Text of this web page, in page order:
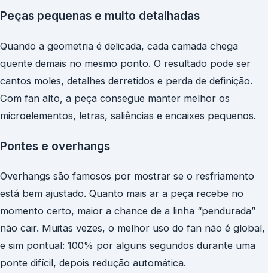
Peças pequenas e muito detalhadas
Quando a geometria é delicada, cada camada chega
quente demais no mesmo ponto. O resultado pode ser
cantos moles, detalhes derretidos e perda de definição.
Com fan alto, a peça consegue manter melhor os
microelementos, letras, saliências e encaixes pequenos.
Pontes e overhangs
Overhangs são famosos por mostrar se o resfriamento
está bem ajustado. Quanto mais ar a peça recebe no
momento certo, maior a chance de a linha “pendurada”
não cair. Muitas vezes, o melhor uso do fan não é global,
e sim pontual: 100% por alguns segundos durante uma
ponte difícil, depois redução automática.